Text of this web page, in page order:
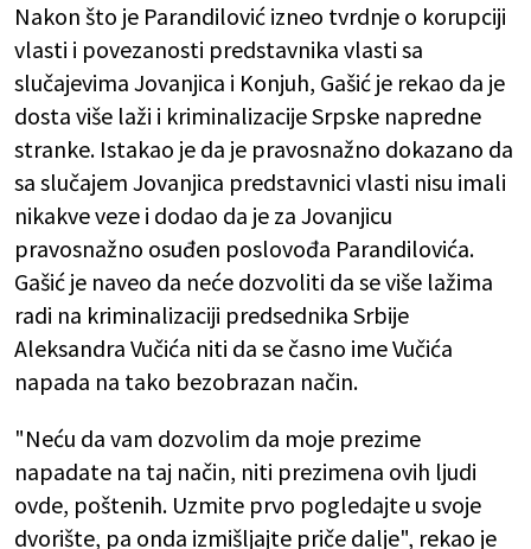
Nakon što je Parandilović izneo tvrdnje o korupciji
vlasti i povezanosti predstavnika vlasti sa
slučajevima Jovanjica i Konjuh, Gašić je rekao da je
dosta više laži i kriminalizacije Srpske napredne
stranke. Istakao je da je pravosnažno dokazano da
sa slučajem Jovanjica predstavnici vlasti nisu imali
nikakve veze i dodao da je za Jovanjicu
pravosnažno osuđen poslovođa Parandilovića.
Gašić je naveo da neće dozvoliti da se više lažima
radi na kriminalizaciji predsednika Srbije
Aleksandra Vučića niti da se časno ime Vučića
napada na tako bezobrazan način.
"Neću da vam dozvolim da moje prezime
napadate na taj način, niti prezimena ovih ljudi
ovde, poštenih. Uzmite prvo pogledajte u svoje
dvorište, pa onda izmišljajte priče dalje", rekao je